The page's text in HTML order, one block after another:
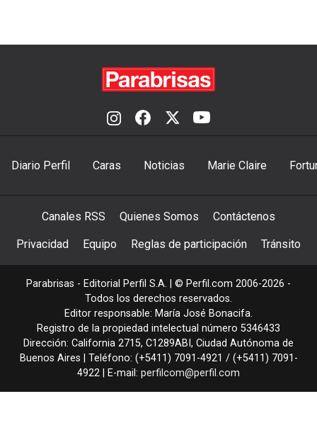
Diario Perfil Caras Noticias Marie Claire
Canales RSS Quienes Somos Contáctenos
Privacidad Equipo Reglas de participación Tránsito
Parabrisas - Editorial Perfil S.A. | © Perfil.com 2006-2026 -
Todos los derechos reservados.
Editor responsable: María José Bonacifa.
Registro de la propiedad intelectual número 5346433
Dirección: California 2715, C1289ABI , Ciudad Autónoma de
Buenos Aires | Teléfono: (+5411) 7091-4921 / (+5411) 7091-
4922 | E-mail: perfilcom@perfil.com